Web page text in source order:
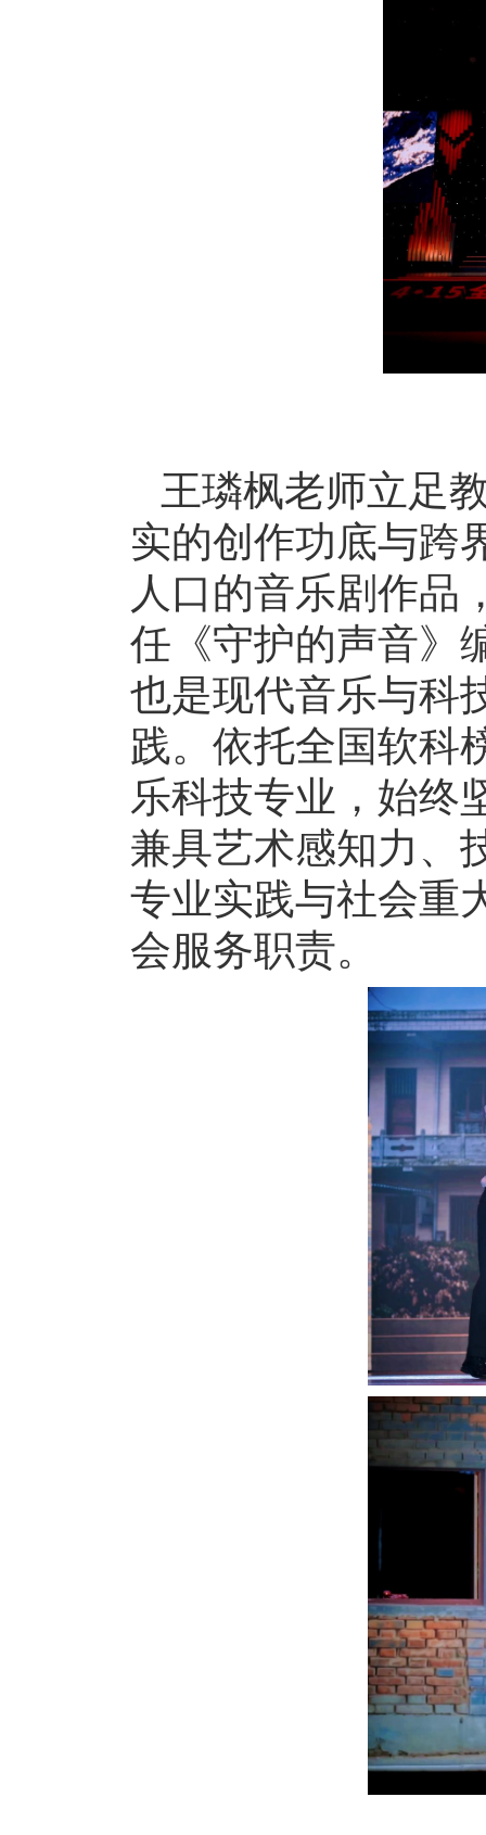
王璘枫老师立足
实的创作功底与跨
人口的音乐剧作品
任《守护的声音》
也是现代音乐与科
践。依托全国软科
乐科技专业，始终
兼具艺术感知力、
专业实践与社会重
会服务职责。